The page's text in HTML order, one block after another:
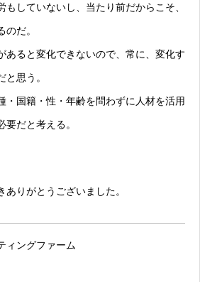
もしていないし、当たり前だからこそ、
のだ。
あると変化できないので、常に、変化す
と思う。
・国籍・性・年齢を問わずに人材を活用
要だと考える。
りがとうございました。
ィングファーム